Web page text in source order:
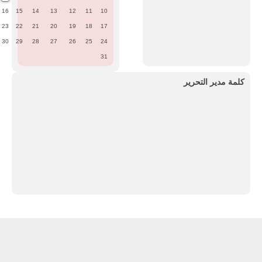
10
11
12
13
14
15
16
17
18
19
20
21
22
23
24
25
26
27
28
29
30
31
كلمة مدير التحرير